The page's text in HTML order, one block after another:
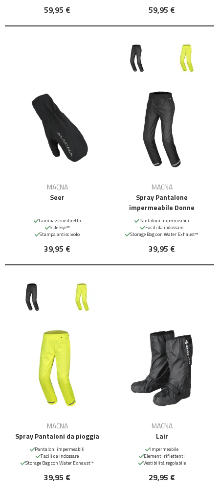
59,95 € 59,95 €
MACNA
Seer
Laminazione diretta
Side Eye™
Stampa antiscivolo
39,95 €
MACNA
Spray Pantalone
impermeabile Donne
Pantaloni impermeabili
Facili da indossare
Storage Bag con Water Exhaust™
39,95 €
MACNA
Spray Pantaloni da pioggia
Pantaloni impermeabili
Facili da indossare
Storage Bag con Water Exhaust™
39,95 €
MACNA
Lair
Impermeabile
Elementi riflettenti
Vestibilità regolabile
29,95 €